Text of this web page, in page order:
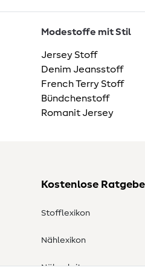
Modestoffe mit Stil
Jersey Stoff
Denim Jeansstoff
French Terry Stoff
Bündchenstoff
Romanit Jersey
Kostenlose
Stofflexikon
Nählexikon
Nähanleitungen